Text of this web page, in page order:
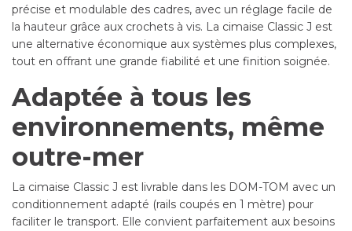
précise et modulable des cadres, avec un réglage facile de
la hauteur grâce aux crochets à vis. La cimaise Classic J est
une alternative économique aux systèmes plus complexes,
tout en offrant une grande fiabilité et une finition soignée.
Adaptée à tous les
environnements, même
outre-mer
La cimaise Classic J est livrable dans les DOM-TOM avec un
conditionnement adapté (rails coupés en 1 mètre) pour
faciliter le transport. Elle convient parfaitement aux besoins